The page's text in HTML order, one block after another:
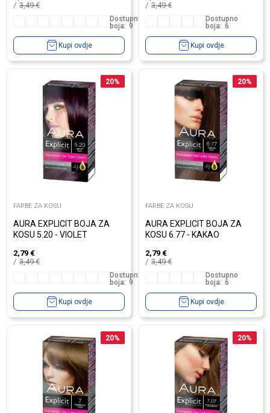
3,49€
Dostupno
boja: 9
Kupi ovdje
3,49€
Dostupno
boja: 6
Kupi ovdje
20%
FARBE ZA KOSU
AURA EXPLICIT BOJA ZA
KOSU 5.20 - VIOLET
2,79 €
3,49€
Dostupno
boja: 9
Kupi ovdje
20%
FARBE ZA KOSU
AURA EXPLICIT BOJA ZA
KOSU 6.77 - KAKAO
2,79 €
3,49€
Dostupno
boja: 6
Kupi ovdje
20% 20%